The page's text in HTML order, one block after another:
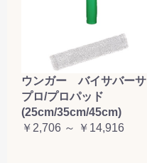
ウンガー バイサバーサ
プロ/プロパッド
(25cm/35cm/45cm)
￥2,706 ～ ￥14,916